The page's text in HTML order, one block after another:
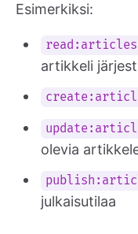
Esimerkiksi:
read:articles
artikkeli
olevia
julkaisutilaa